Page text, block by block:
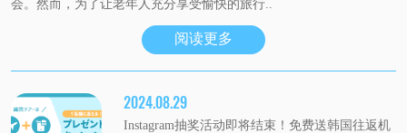
会。然而，为了让老年人充分享受愉快的旅行..
阅读更多
2024.08.29
Instagram抽奖活动即将结束！免费送韩国往返机